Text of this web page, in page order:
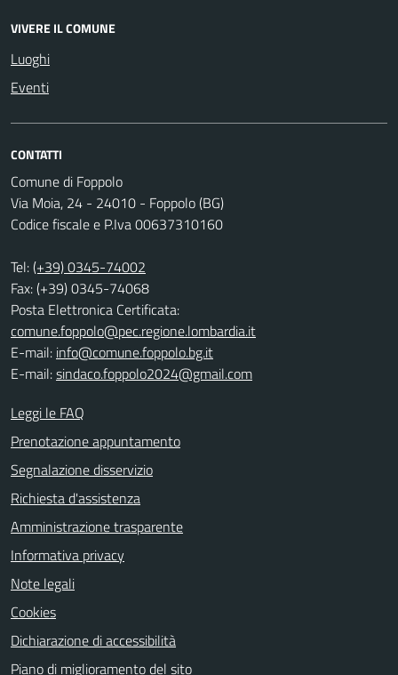
VIVERE IL COMUNE
Luoghi
Eventi
CONTATTI
Comune di Foppolo
Via Moia, 24 - 24010 - Foppolo (BG)
Codice fiscale e P.Iva 00637310160
Tel:(+39) 0345-74002
Fax: (+39) 0345-74068
Posta Elettronica Certificata:
comune.foppolo@pec.regione.lombardia.it
E-mail: info@comune.foppolo.bg.it
E-mail:sindaco.foppolo2024@gmail.com
Leggi le FAQ
Prenotazione appuntamento
Segnalazione disservizio
Richiesta d'assistenza
Amministrazione trasparente
Informativa privacy
Note legali
Cookies
Dichiarazione di accessibilità
Piano di miglioramento del sito